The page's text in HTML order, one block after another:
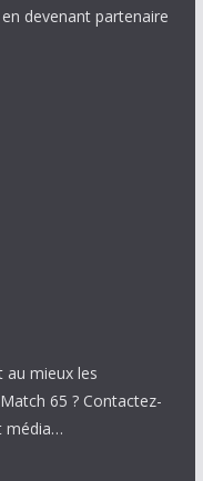
devenant partenaire
au mieux les
65 ? Contactez-
média…